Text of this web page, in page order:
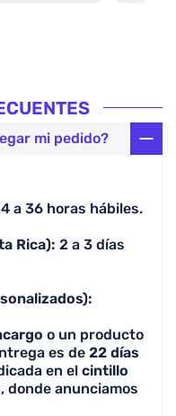
por
lo más
mi pedido?
a 36 horas hábiles.
Rica): 2 a 3 días
o un producto
es de 22 días
en el cintillo
donde anunciamos